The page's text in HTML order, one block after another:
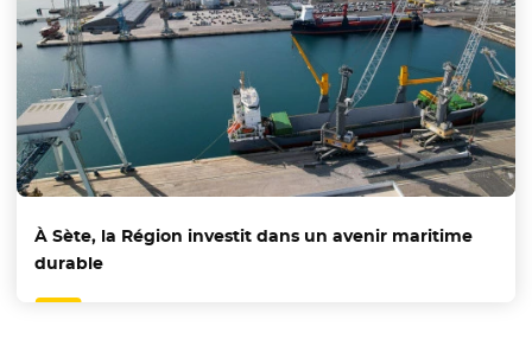
À Sète, la Région investit dans un avenir maritime
durable